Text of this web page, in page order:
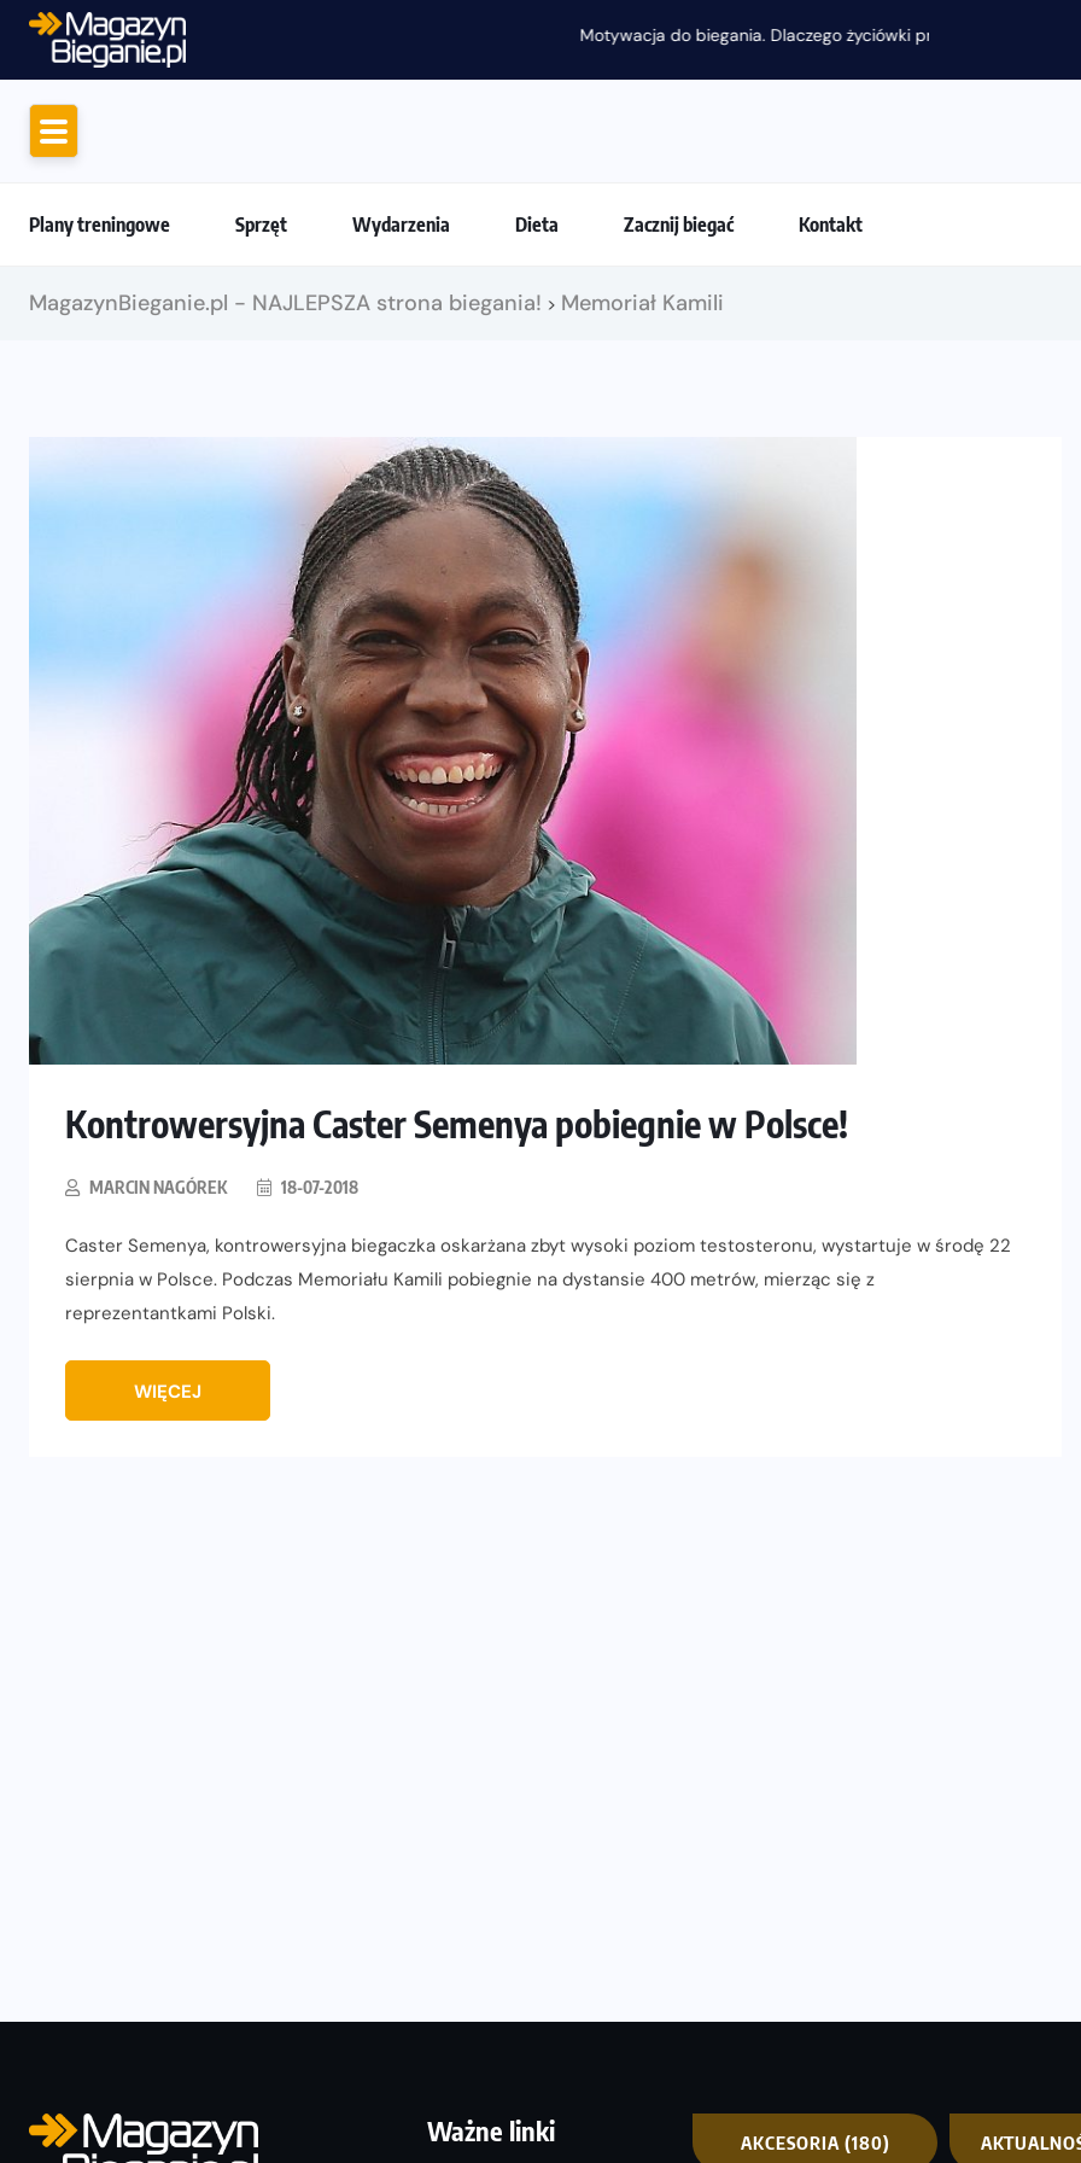
Motywacja do biegania. Dlaczego życiówki przestają być najważniejsze?
Plany treningowe Sprzęt Wydarzenia Dieta Zacznij biegać Kontakt
MagazynBieganie.pl - NAJLEPSZA strona biegania! > Memoriał Kamili
Kontrowersyjna Caster Semenya pobiegnie w Polsce!
MARCIN NAGÓREK 18-07-2018
Caster Semenya, kontrowersyjna biegaczka oskarżana zbyt wysoki poziom testosteronu, wystartuje w środę 22
sierpnia w Polsce. Podczas Memoriału Kamili pobiegnie na dystansie 400 metrów, mierząc się z
reprezentantkami Polski.
WIĘCEJ
Ważne linki AKCESORIA (180)